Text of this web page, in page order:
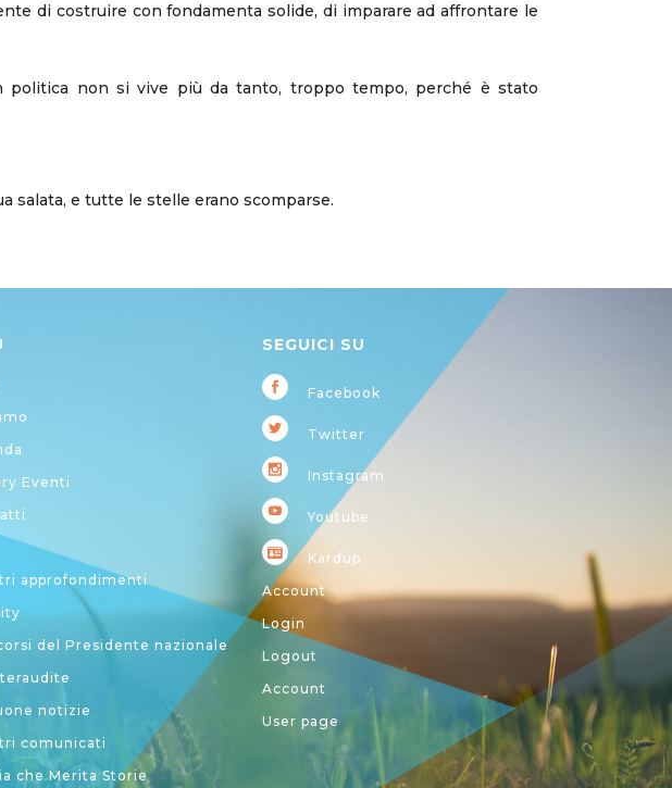
di costruire con fondamenta solide, di imparare ad affrontare le
politica non si vive più da tanto, troppo tempo, perché è stato
salata, e tutte le stelle erano scomparse.
Eventi
approfondimenti
del Presidente nazionale
notizie
comunicati
che Merita Storie
SEGUICI SU
Facebook
Twitter
Instagram
Youtube
Kardup
Account
Login
Logout
Account
User page